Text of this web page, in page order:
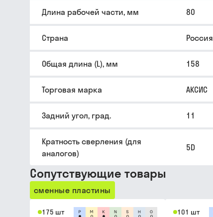
Длина рабочей части, мм 80
Страна Россия
Общая длина (L), мм 158
Торговая марка АКСИС
Задний угол, град. 11
Кратность сверления (для
аналогов)
5D
Сопутствующие товары
сменные пластины
175 шт
101 шт